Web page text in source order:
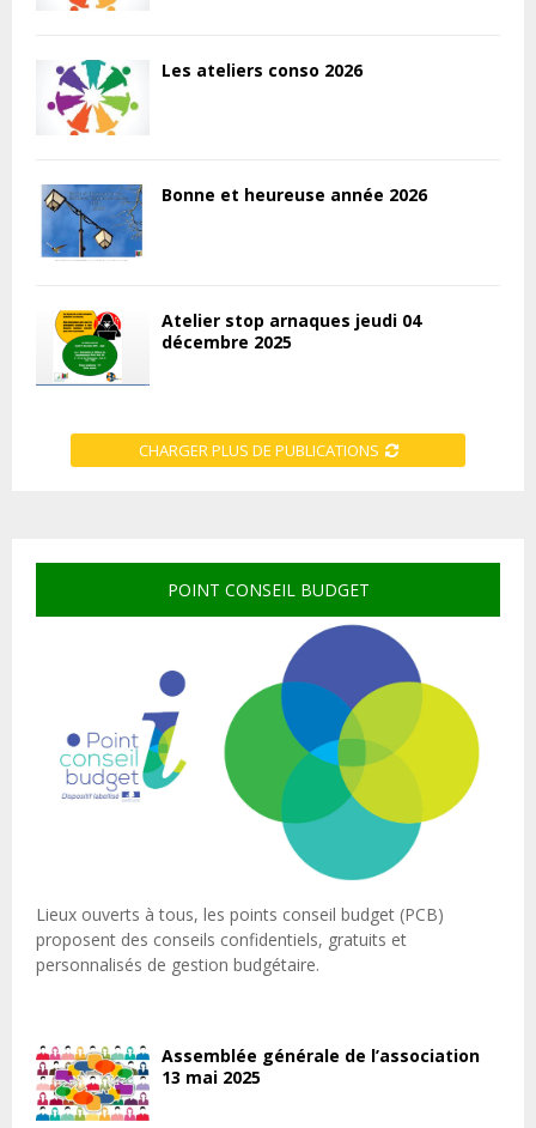
Les ateliers conso 2026
Bonne et heureuse année 2026
Atelier stop arnaques jeudi 04
décembre 2025
CHARGER PLUS DE PUBLICATIONS
POINT CONSEIL BUDGET
Lieux ouverts à tous, les points conseil budget (PCB)
proposent des conseils confidentiels, gratuits et
personnalisés de gestion budgétaire.
Assemblée générale de l’association
13 mai 2025